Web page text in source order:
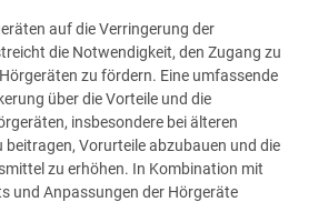
auf die Verringerung der
die Notwendigkeit, den Zugang zu
zu fördern. Eine umfassende
über die Vorteile und die
insbesondere bei älteren
beitragen, Vorurteile abzubauen und die
zu erhöhen. In Kombination mit
und Anpassungen der Hörgeräte